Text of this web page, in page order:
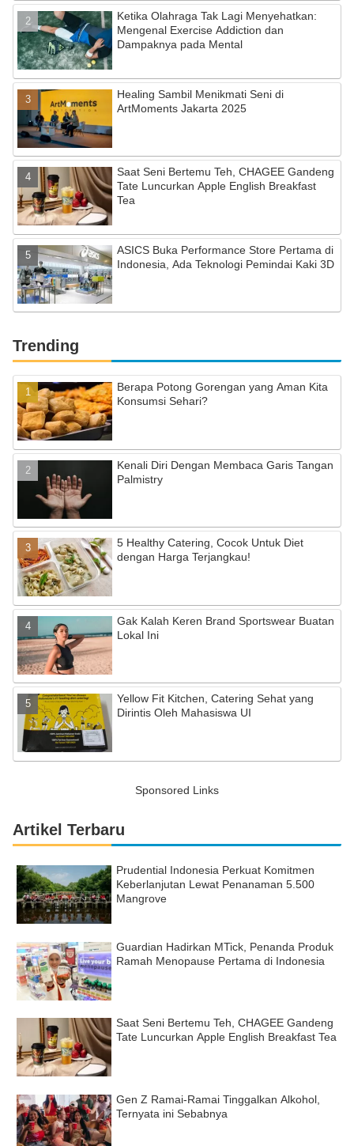
Ketika Olahraga Tak Lagi Menyehatkan:
Mengenal Exercise Addiction dan
Dampaknya pada Mental
Healing Sambil Menikmati Seni di
ArtMoments Jakarta 2025
Saat Seni Bertemu Teh, CHAGEE Gandeng
Tate Luncurkan Apple English Breakfast
Tea
ASICS Buka Performance Store Pertama di
Indonesia, Ada Teknologi Pemindai Kaki 3D
Trending
Berapa Potong Gorengan yang Aman Kita
Konsumsi Sehari?
Kenali Diri Dengan Membaca Garis Tangan
Palmistry
5 Healthy Catering, Cocok Untuk Diet
dengan Harga Terjangkau!
Gak Kalah Keren Brand Sportswear Buatan
Lokal Ini
Yellow Fit Kitchen, Catering Sehat yang
Dirintis Oleh Mahasiswa UI
Sponsored Links
Artikel Terbaru
Prudential Indonesia Perkuat Komitmen
Keberlanjutan Lewat Penanaman 5.500
Mangrove
Guardian Hadirkan MTick, Penanda Produk
Ramah Menopause Pertama di Indonesia
Saat Seni Bertemu Teh, CHAGEE Gandeng
Tate Luncurkan Apple English Breakfast Tea
Gen Z Ramai-Ramai Tinggalkan Alkohol,
Ternyata ini Sebabnya